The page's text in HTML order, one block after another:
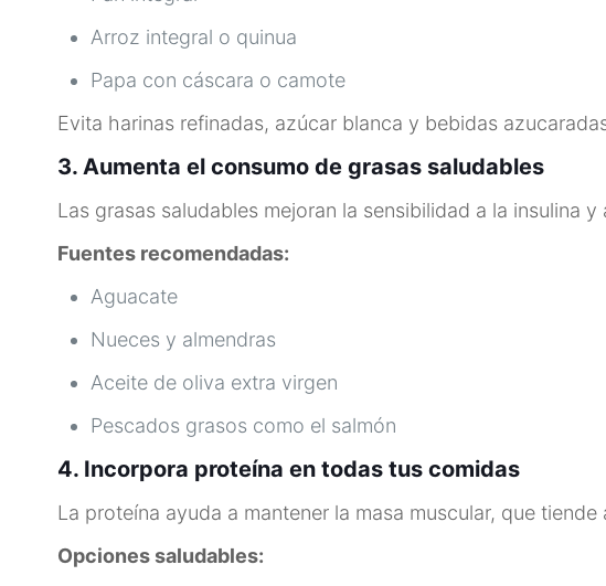
Arroz integral o quinua
Papa con cáscara o camote
Evita harinas refinadas, azúcar blanca y bebidas
3. Aumenta el consumo de grasas saludables
Las grasas saludables mejoran la sensibilidad a la insulina
Fuentes recomendadas:
Aguacate
Nueces y almendras
Aceite de oliva extra virgen
Pescados grasos como el salmón
4. Incorpora proteína en todas tus comidas
La proteína ayuda a mantener la masa muscular, que
Opciones saludables: